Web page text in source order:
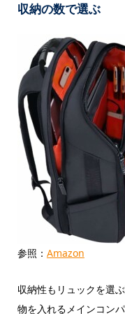
収納の数で選ぶ
参照： Amazon
収納性もリュックを選
物を入れるメインコン